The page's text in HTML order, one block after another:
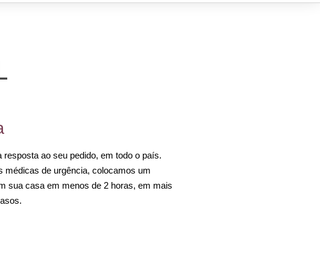
resposta ao seu pedido, em todo o país.
médicas de urgência, colocamos um
sua casa em menos de 2 horas, em mais